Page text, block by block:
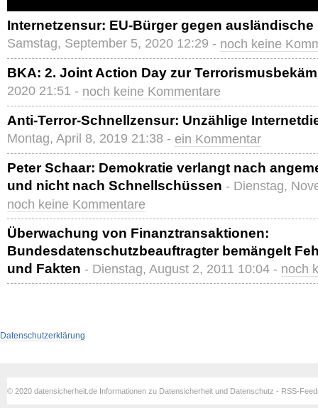
Internetzensur: EU-Bürger gegen
Samstag, September 5, 2020 12:29 - noch keine
BKA: 2. Joint Action Day zur
2020 21:51 - noch keine Kommentare
Anti-Terror-Schnellzensur: Unzählige
Montag, April 8, 2019 21:38 - ein Kommentar
Peter Schaar: Demokratie verlangt nach
und nicht nach Schnellschüssen - Dienstag,
noch keine Kommentare
Überwachung von Finanztransaktionen:
Bundesdatenschutzbeauftragter bemängelt
und Fakten - Dienstag, August 2, 2011 10:04 - noch
Datenschutzerklärung
© 2020 datensicherheit.de Informationen zu Datensicherheit und Datenschutz - RSS-